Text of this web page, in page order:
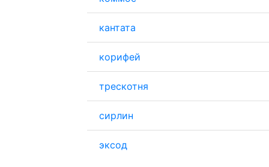
кантата
корифей
трескотня
сирлин
эксод